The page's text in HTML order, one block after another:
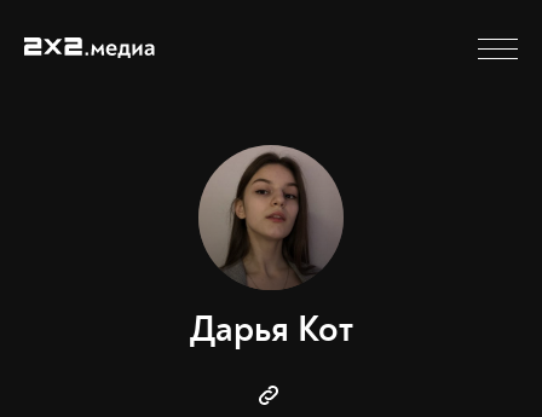
Дарья Кот